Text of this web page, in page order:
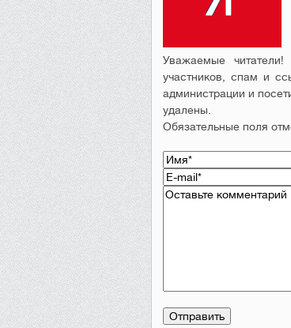
Уважаемые
участников, спам и
администрации и
удалены.
Обязательные поля